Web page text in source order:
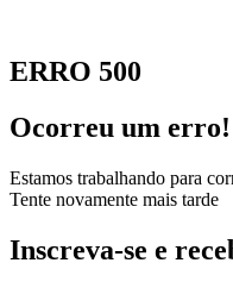
ERRO 500
Ocorreu um erro!
Estamos trabalhando para
Tente novamente mais tarde
Inscreva-se e